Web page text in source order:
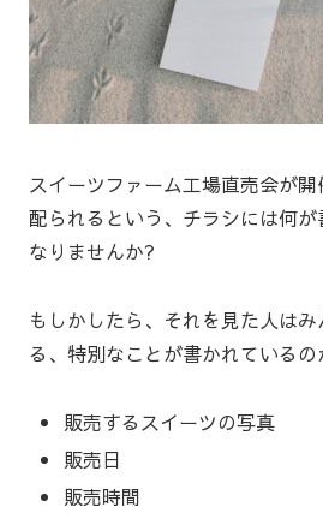
スイーツファーム工場直売会が
配られるという、チラシには何
なりませんか?
もしかしたら、それを見た人は
る、特別なことが書かれているの
販売するスイーツの写真
販売日
販売時間